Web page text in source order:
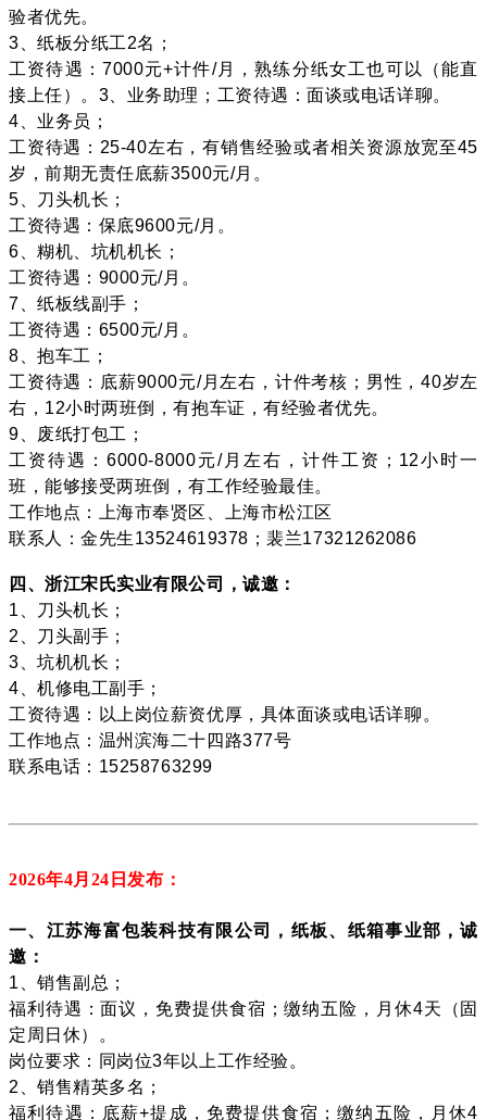
验者优先。
3、纸板分纸工2名；
工资待遇：7000元+计件/月，熟练分纸女工也可以（能直
接上任）。3、业务助理；工资待遇：面谈或电话详聊。
4、业务员；
工资待遇：25-40左右，有销售经验或者相关资源放宽至45
岁，前期无责任底薪3500元/月。
5、刀头机长；
工资待遇：保底9600元/月。
6、糊机、坑机机长；
工资待遇：9000元/月。
7、纸板线副手；
工资待遇：6500元/月。
8、抱车工；
工资待遇：底薪9000元/月左右，计件考核；男性，40岁左
右，12小时两班倒，有抱车证，有经验者优先。
9、废纸打包工；
工资待遇：6000-8000元/月左右，计件工资；12小时一
班，能够接受两班倒，有工作经验最佳。
工作地点：上海市奉贤区、上海市松江区
联系人：金先生13524619378；裴兰17321262086
四、浙江宋氏实业有限公司，诚邀：
1、刀头机长；
2、刀头副手；
3、坑机机长；
4、机修电工副手；
工资待遇：以上岗位薪资优厚，具体面谈或电话详聊。
工作地点：温州滨海二十四路377号
联系电话：15258763299
2026年4月24 日发布：
一、江苏海富包装科技有限公司，纸板、纸箱事业部，诚
邀：
1、销售副总；
福利待遇：面议，免费提供食宿；缴纳五险，月休4天（固
定周日休）。
岗位要求：同岗位3年以上工作经验。
2、销售精英多名；
福利待遇：底薪+提成，免费提供食宿；缴纳五险，月休4